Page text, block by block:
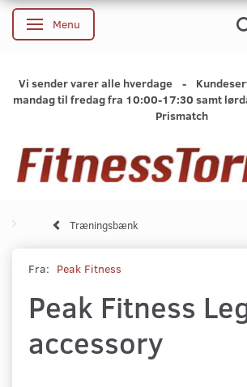
Skifte navigation
Menu
Vi sender varer alle hverdage -
mandag til fredag fra 10:00-17:30 samt
Prismatch
Træningsbænk
Fra: Peak Fitness
Peak Fitness
accessory